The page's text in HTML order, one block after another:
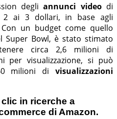
degliannunci videodi
2 ai 3 dollari, in base agli
un budget come quello
Bowl, è stato stimato
circa 2,6 milioni di
per visualizzazione, si può
milioni di visualizzazioni
in ricerche a
di Amazon.